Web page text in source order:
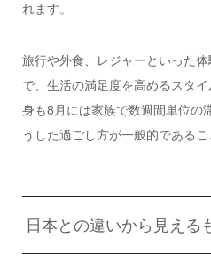
れます。
旅行や外食、レジャーといった
で、生活の満足度を高めるスタ
身も8月には家族で数週間単位の
うした過ごし方が一般的であるこ
日本との違いから見える